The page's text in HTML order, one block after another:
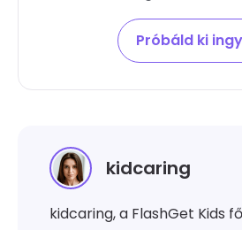
Próbáld ki
kidcaring
kidcaring, a FlashGet Kids